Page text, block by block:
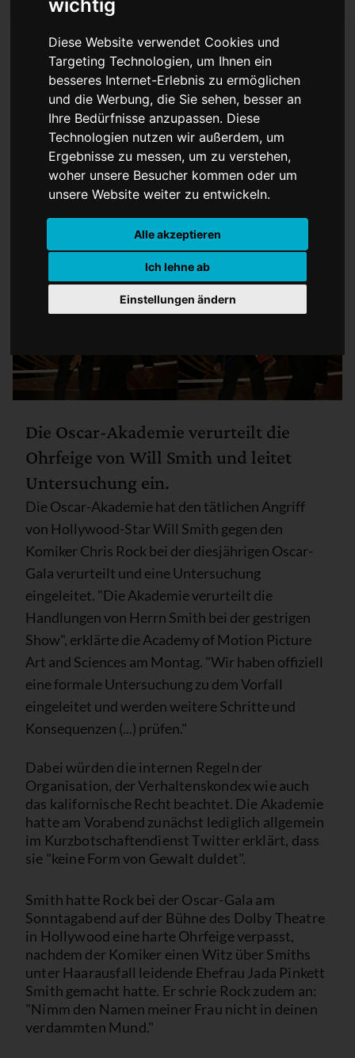
wichtig
Diese Website verwendet Cookies und
Targeting Technologien, um Ihnen ein
besseres Internet-Erlebnis zu ermöglichen
und die Werbung, die Sie sehen, besser an
Ihre Bedürfnisse anzupassen. Diese
Technologien nutzen wir außerdem, um
Ergebnisse zu messen, um zu verstehen,
woher unsere Besucher kommen oder um
unsere Website weiter zu entwickeln.
Alle akzeptieren
Ich lehne ab
Einstellungen ändern
Untersuchung gegen Will
Smith
Die Oscar-Akademie verurteilt die
Ohrfeige von Will Smith und leitet
Untersuchung ein.
Die Oscar-Akademie hat den tätlichen Angriff
von Hollywood-Star Will Smith gegen den
Komiker Chris Rock bei der diesjährigen Oscar-
Gala verurteilt und eine Untersuchung
eingeleitet. "Die Akademie verurteilt die
Handlungen von Herrn Smith bei der gestrigen
Show", erklärte die Academy of Motion Picture
Art and Sciences am Montag. "Wir haben offiziell
eine formale Untersuchung zu dem Vorfall
eingeleitet und werden weitere Schritte und
Konsequenzen (...) prüfen."
Dabei würden die internen Regeln der
Organisation, der Verhaltenskondex wie auch
das kalifornische Recht beachtet. Die Akademie
hatte am Vorabend zunächst lediglich allgemein
im Kurzbotschaftendienst Twitter erklärt, dass
sie "keine Form von Gewalt duldet".
Smith hatte Rock bei der Oscar-Gala am
Sonntagabend auf der Bühne des Dolby Theatre
in Hollywood eine harte Ohrfeige verpasst,
nachdem der Komiker einen Witz über Smiths
unter Haarausfall leidende Ehefrau Jada Pinkett
Smith gemacht hatte. Er schrie Rock zudem an:
"Nimm den Namen meiner Frau nicht in deinen
verdammten Mund."